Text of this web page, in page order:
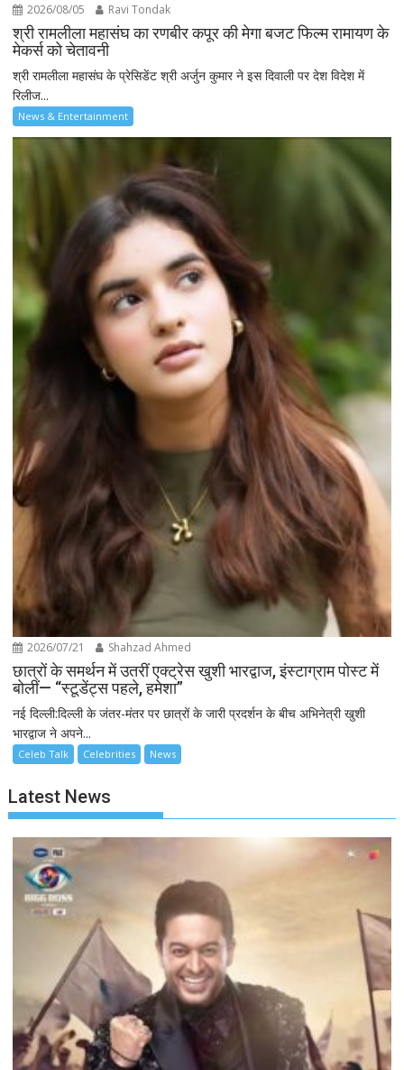
2026/08/05 Ravi Tondak
श्री रामलीला महासंघ का रणबीर कपूर की मेगा बजट फिल्म रामायण के
मेकर्स को चेतावनी
श्री रामलीला महासंघ के प्रेसिडेंट श्री अर्जुन कुमार ने इस दिवाली पर देश विदेश में
रिलीज...
News & Entertainment
2026/07/21 Shahzad Ahmed
छात्रों के समर्थन में उतरीं एक्ट्रेस खुशी भारद्वाज, इंस्टाग्राम पोस्ट में
बोलीं— “स्टूडेंट्स पहले, हमेशा”
नई दिल्ली:दिल्ली के जंतर-मंतर पर छात्रों के जारी प्रदर्शन के बीच अभिनेत्री खुशी
भारद्वाज ने अपने...
Celeb Talk Celebrities News
Latest News